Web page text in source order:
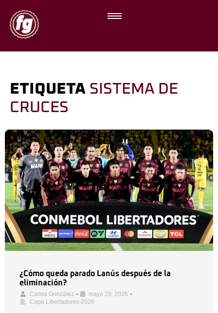
ETIQUETA SISTEMA DE
CRUCES
¿Cómo queda parado Lanús después de la
eliminación?
Carlos González • mayo 23, 2026 •
Copa Libertadores 2026